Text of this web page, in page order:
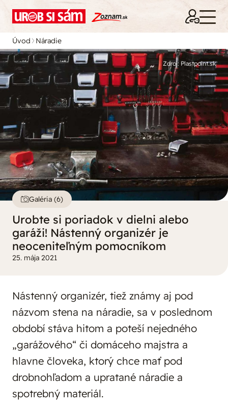
Úvod Náradie
Galéria (6)
Zdroj: Plastpoint.sk
Urobte si poriadok v dielni alebo
garáži! Nástenný organizér je
neoceniteľným pomocníkom
25. mája 2021
Nástenný organizér, tiež známy aj pod
názvom stena na náradie, sa v poslednom
období stáva hitom a poteší nejedného
„garážového“ či domáceho majstra a
hlavne človeka, ktorý chce mať pod
drobnohľadom a upratané náradie a
spotrebný materiál.